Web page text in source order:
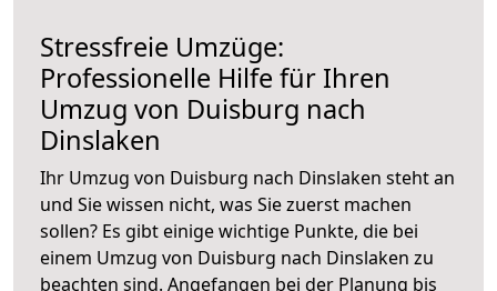
Stressfreie Umzüge:
Professionelle Hilfe für Ihren
Umzug von Duisburg nach
Dinslaken
Ihr Umzug von Duisburg nach Dinslaken steht an
und Sie wissen nicht, was Sie zuerst machen
sollen? Es gibt einige wichtige Punkte, die bei
einem Umzug von Duisburg nach Dinslaken zu
beachten sind. Angefangen bei der Planung bis